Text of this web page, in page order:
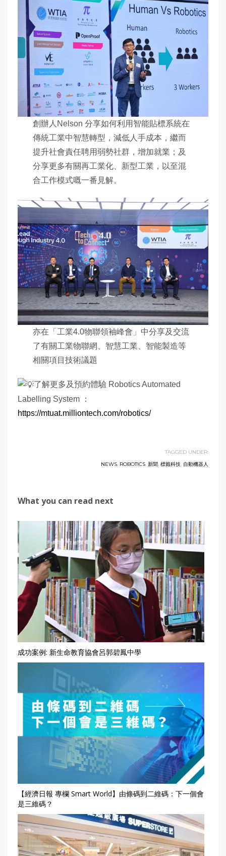
創辦人Nelson 分享如何利用智能貼標系統在
傳統工業中智慧轉型，減低人手成本，繼而
提升社會責任聘用弱勢社群，增加就業；及
分享更多有關再工業化、新型工業，以至混
合工作模式嘅一番見解。
亦在「工業4.0物聯領袖峰會」中分享及交流
了有關工業物聯網、智慧工業、智能製造等
相關項目技術議題
了解更多及預約體驗 Robotics Automated
Labelling System ：
https://mtuat.milliontech.com/robotics/
TAGGED UNDER:
NEWS, ROBOTICS, 新聞, 標籤科技, 自動機器人
What you can read next
成功案例: 新生命教育協會呂郭碧鳳中學
【經濟日報 專欄 Smart World】由條碼到二維碼：下一個會
是三維碼？